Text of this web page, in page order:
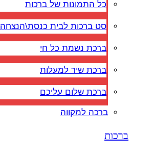
כל התמונות של ברכות
סט ברכות לבית כנסת\הנצחה
ברכת נשמת כל חי
ברכת שיר למעלות
ברכת שלום עליכם
ברכה למקווה
ברכות